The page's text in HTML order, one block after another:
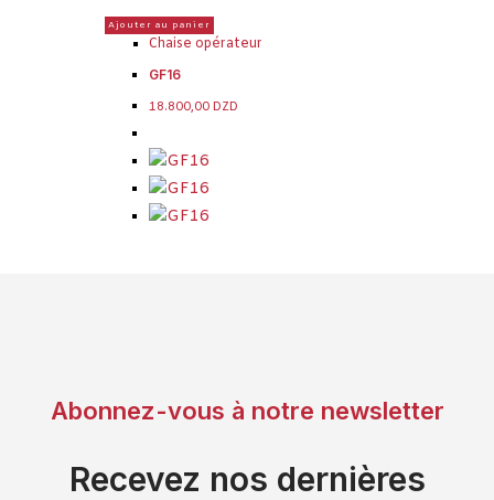
Ajouter au panier
Chaise opérateur
GF16
18.800,00 DZD
Abonnez-vous à notre newsletter
Recevez nos dernières